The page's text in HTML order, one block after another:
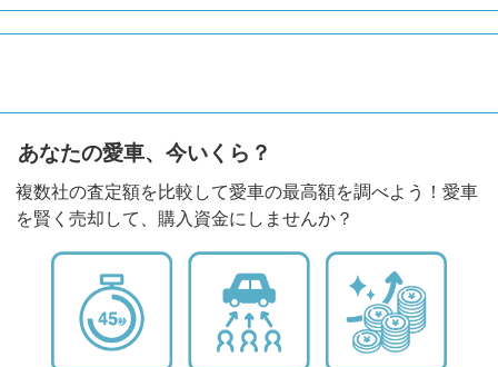
あなたの愛車、今いくら？
複数社の査定額を比較して愛車の最高額を調べよう！愛車
を賢く売却して、購入資金にしませんか？